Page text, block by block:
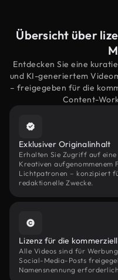
Übersicht über
Entdecken Sie eine
und KI-generiertem
– freigegeben für die
Content-
Exklusiver Originalinhalt
Erhalten Sie Zugriff auf
Kreativen aufgenommenem
Lichtpatronen – konzipiert
redaktionelle Zwecke.
Lizenz für die
Alle Videos sind für
Social-Media-Posts
Namensnennung